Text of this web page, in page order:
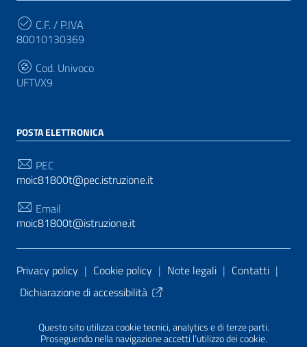
Questo sito utilizza cookie tecnici, analytics e di terze parti.
Proseguendo nella navigazione accetti l’utilizzo dei cookie.
C.F. / P.IVA
80010130369
Cod. Univoco
UFTVX9
POSTA ELETTRONICA
PEC
moic81800t@pec.istruzione.it
Email
moic81800t@istruzione.it
Sezione Link Utili
Privacy policy | Cookie policy | Note legali | Contatti |
Dichiarazione di accessibilità
PA di AgID
| Realizzato con WordPress da